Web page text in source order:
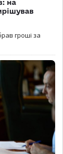
на
гроші за